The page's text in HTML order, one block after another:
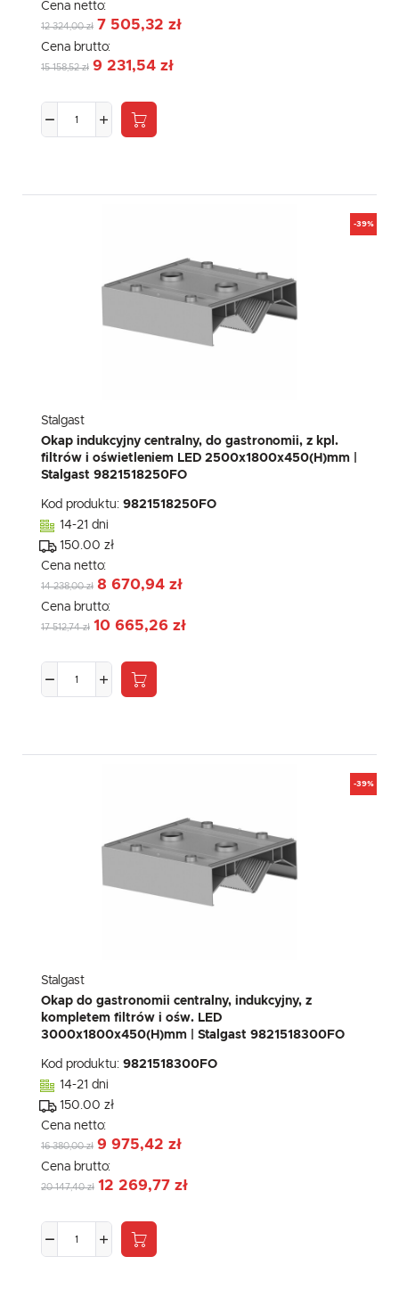
Cena netto:
12 324,00 zł 7 505,32 zł
Cena brutto:
15 158,52 zł 9 231,54 zł
-39%
Stalgast
Okap indukcyjny centralny, do gastronomii, z kpl.
filtrów i oświetleniem LED 2500x1800x450(H)mm |
Stalgast 9821518250FO
Kod produktu: 9821518250FO
14-21 dni
150.00 zł
Cena netto:
14 238,00 zł 8 670,94 zł
Cena brutto:
17 512,74 zł 10 665,26 zł
-39%
Stalgast
Okap do gastronomii centralny, indukcyjny, z
kompletem filtrów i ośw. LED
3000x1800x450(H)mm | Stalgast 9821518300FO
Kod produktu: 9821518300FO
14-21 dni
150.00 zł
Cena netto:
16 380,00 zł 9 975,42 zł
Cena brutto:
20 147,40 zł 12 269,77 zł